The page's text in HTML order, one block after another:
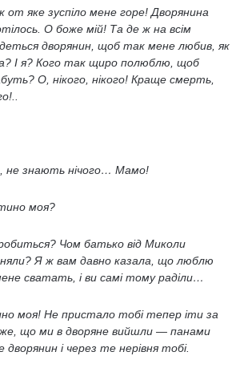
от яке зуспіло мене горе! Дворянина
О боже мій! Та де ж на всім
дворянин, щоб так мене любив, як
І я? Кого так щиро полюблю, щоб
О, нікого, нікого! Краще смерть,
не знають нічого… Мамо!
моя?
Чом батько від Миколи
Я ж вам давно казала, що люблю
сватать, і ви самі тому раділи…
моя! Не пристало тобі тепер іти за
що ми в дворяне вийшли — панами
і через те нерівня тобі.